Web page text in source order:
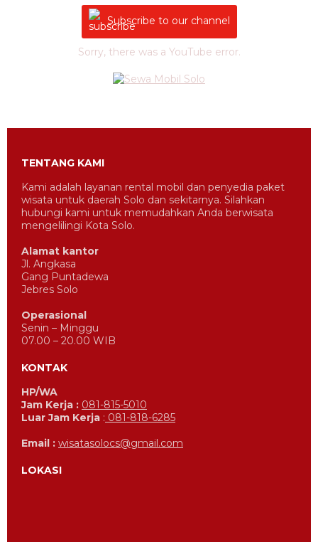
Subscribe to our channel
Sorry, there was a YouTube error.
TENTANG KAMI
Kami adalah layanan rental mobil dan penyedia paket
wisata untuk daerah Solo dan sekitarnya. Silahkan
hubungi kami untuk memudahkan Anda berwisata
mengelilingi Kota Solo.
Alamat kantor
Jl. Angkasa
Gang Puntadewa
Jebres Solo
Operasional
Senin – Minggu
07.00 – 20.00 WIB
KONTAK
HP/WA
Jam Kerja : 081-815-5010
Luar Jam Kerja : 081-818-6285
Email : wisatasolocs@gmail.com
LOKASI